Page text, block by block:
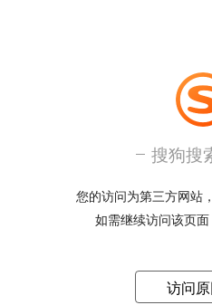
搜狗搜
您的访问为第三方网站
如需继续访问该页
访问